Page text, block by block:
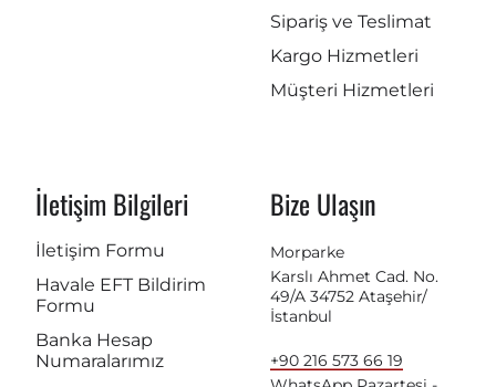
Sipariş ve Teslimat
Kargo Hizmetleri
Müşteri Hizmetleri
İletişim Bilgileri
İletişim Formu
Havale EFT Bildirim
Formu
Banka Hesap
Numaralarımız
Bize Ulaşın
Morparke
Karslı Ahmet Cad. No.
49/A 34752 Ataşehir/
İstanbul
+90 216 573 66 19